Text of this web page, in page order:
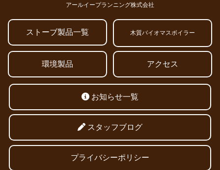
アールイープランニング株式会社
ストーブ製品一覧 木質バイオマスボイラー
環境製品 アクセス
お知らせ一覧
スタッフブログ
プライバシーポリシー